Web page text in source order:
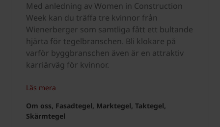
Med anledning av Women in Construction
Week kan du träffa tre kvinnor från
Wienerberger som samtliga fått ett bultande
hjärta för tegelbranschen. Bli klokare på
varför byggbranschen även är en attraktiv
karriärväg för kvinnor.
Läs mera
Om oss, Fasadtegel, Marktegel, Taktegel,
Skärmtegel